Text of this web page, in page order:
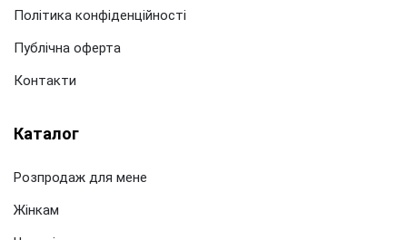
Політика конфіденційності
Публічна оферта
Контакти
Каталог
Розпродаж для мене
Жінкам